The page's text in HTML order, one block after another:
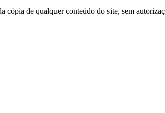
de qualquer conteúdo do site, sem